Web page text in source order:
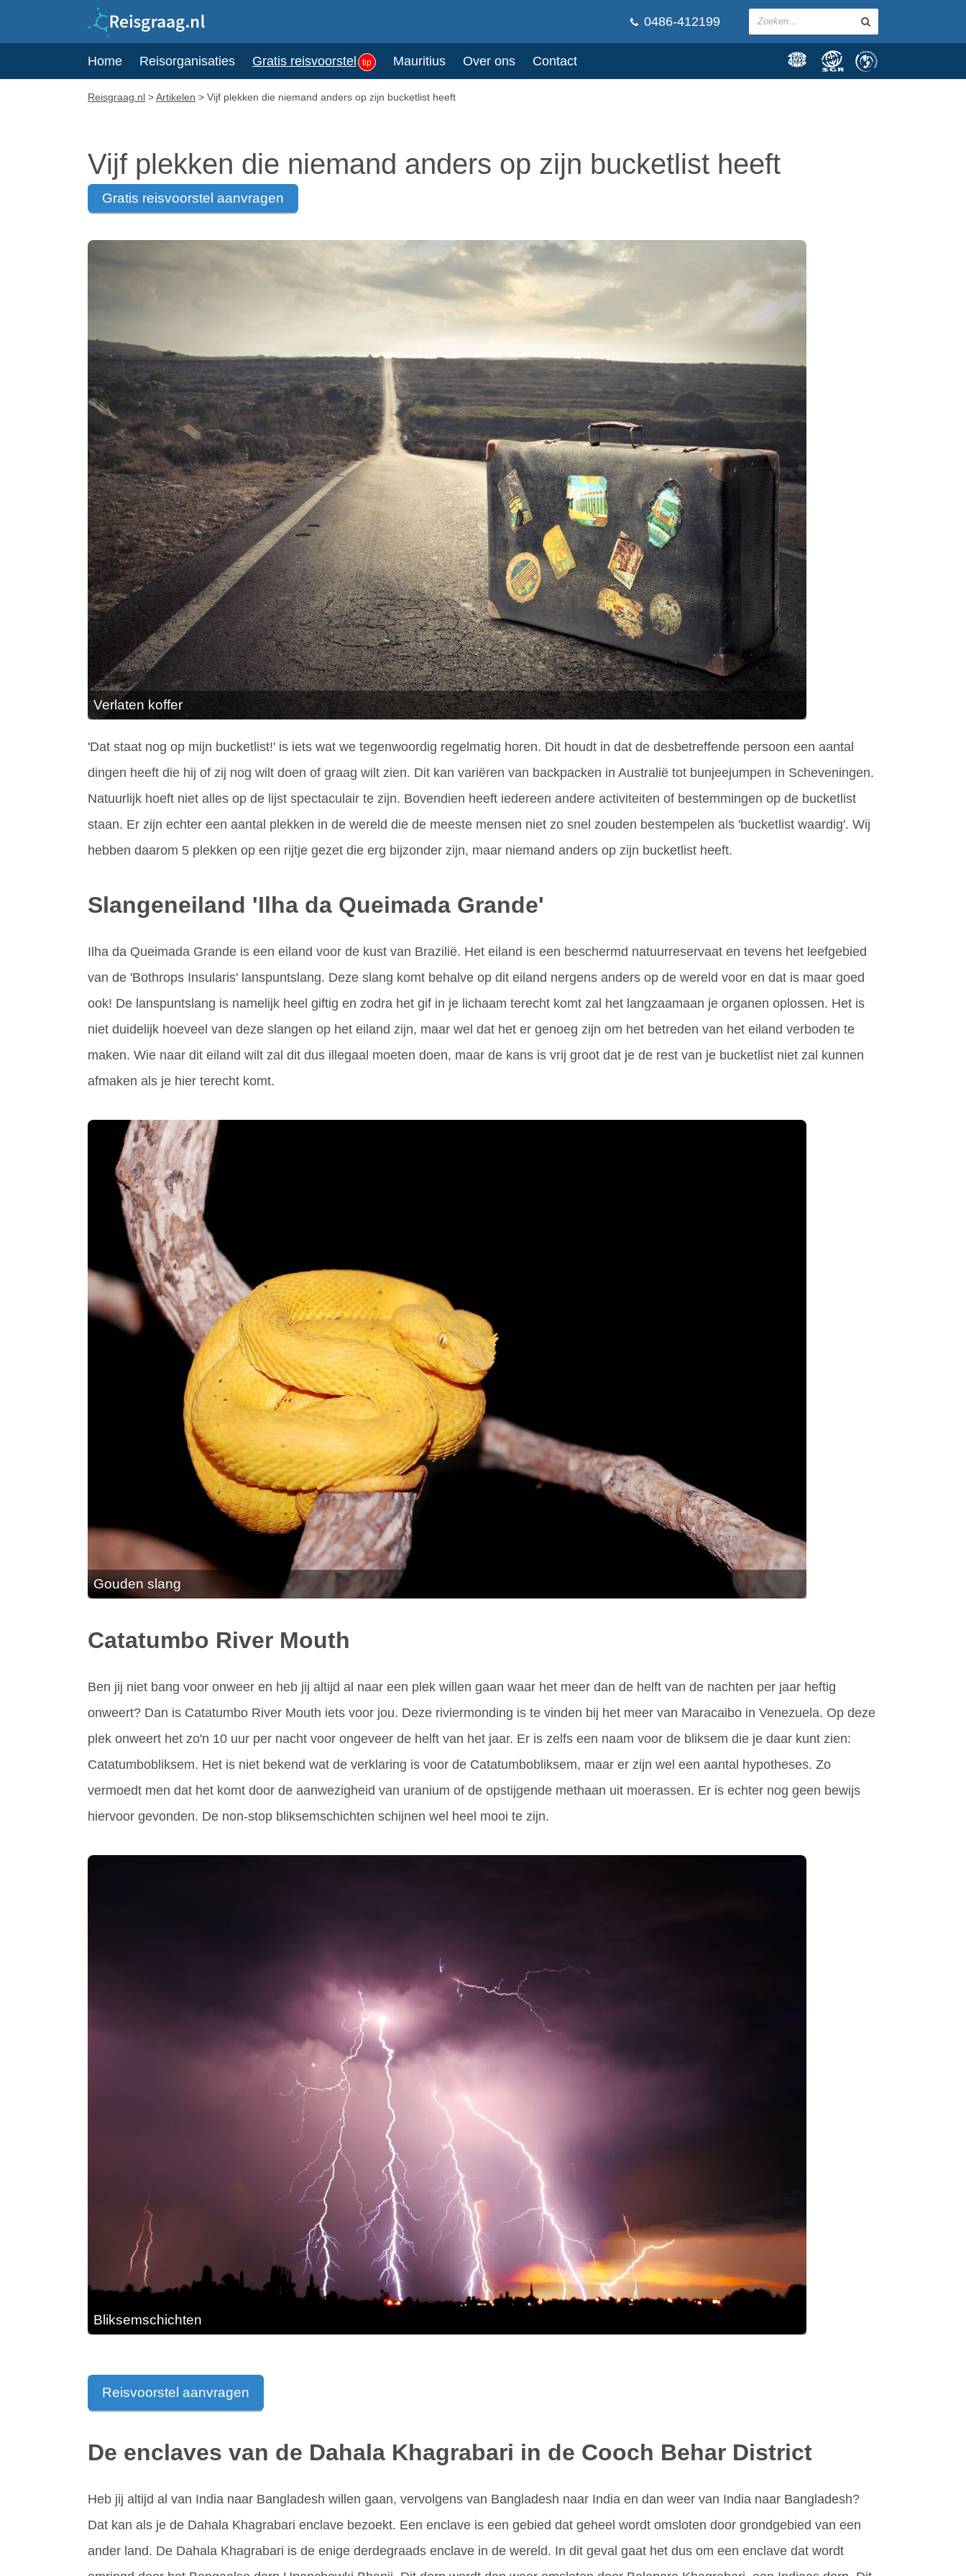
0486-412199
Home Reisorganisaties Gratis reisvoorstel tip Mauritius Over ons Contact
Reisgraag.nl >Artikelen > Vijf plekken die niemand anders op zijn bucketlist heeft
Vijf plekken die niemand anders op zijn bucketlist heeft
gratis reisvoorstel aanvragen
Verlaten koffer
'Dat staat nog op mijn bucketlist!' is iets wat we tegenwoordig regelmatig horen. Dit houdt in dat de desbetreffende persoon een aantal
dingen heeft die hij of zij nog wilt doen of graag wilt zien. Dit kan variëren van backpacken in Australië tot bunjeejumpen in Scheveningen.
Natuurlijk hoeft niet alles op de lijst spectaculair te zijn. Bovendien heeft iedereen andere activiteiten of bestemmingen op de bucketlist
staan. Er zijn echter een aantal plekken in de wereld die de meeste mensen niet zo snel zouden bestempelen als 'bucketlist waardig'. Wij
hebben daarom 5 plekken op een rijtje gezet die erg bijzonder zijn, maar niemand anders op zijn bucketlist heeft.
Slangeneiland 'Ilha da Queimada Grande'
Ilha da Queimada Grande is een eiland voor de kust van Brazilië. Het eiland is een beschermd natuurreservaat en tevens het leefgebied
van de 'Bothrops Insularis' lanspuntslang. Deze slang komt behalve op dit eiland nergens anders op de wereld voor en dat is maar goed
ook! De lanspuntslang is namelijk heel giftig en zodra het gif in je lichaam terecht komt zal het langzaamaan je organen oplossen. Het is
niet duidelijk hoeveel van deze slangen op het eiland zijn, maar wel dat het er genoeg zijn om het betreden van het eiland verboden te
maken. Wie naar dit eiland wilt zal dit dus illegaal moeten doen, maar de kans is vrij groot dat je de rest van je bucketlist niet zal kunnen
afmaken als je hier terecht komt.
Gouden slang
Catatumbo River Mouth
Ben jij niet bang voor onweer en heb jij altijd al naar een plek willen gaan waar het meer dan de helft van de nachten per jaar heftig
onweert? Dan is Catatumbo River Mouth iets voor jou. Deze riviermonding is te vinden bij het meer van Maracaibo in Venezuela. Op deze
plek onweert het zo'n 10 uur per nacht voor ongeveer de helft van het jaar. Er is zelfs een naam voor de bliksem die je daar kunt zien:
Catatumbobliksem. Het is niet bekend wat de verklaring is voor de Catatumbobliksem, maar er zijn wel een aantal hypotheses. Zo
vermoedt men dat het komt door de aanwezigheid van uranium of de opstijgende methaan uit moerassen. Er is echter nog geen bewijs
hiervoor gevonden. De non-stop bliksemschichten schijnen wel heel mooi te zijn.
Bliksemschichten
Reisvoorstel aanvragen
De enclaves van de Dahala Khagrabari in de Cooch Behar District
Heb jij altijd al van India naar Bangladesh willen gaan, vervolgens van Bangladesh naar India en dan weer van India naar Bangladesh?
Dat kan als je de Dahala Khagrabari enclave bezoekt. Een enclave is een gebied dat geheel wordt omsloten door grondgebied van een
ander land. De Dahala Khagrabari is de enige derdegraads enclave in de wereld. In dit geval gaat het dus om een enclave dat wordt